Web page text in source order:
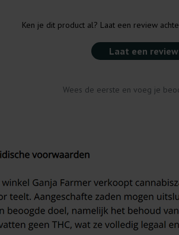
Ken je dit product al? Laat een review
Laat een review
Wees de eerste en voeg je